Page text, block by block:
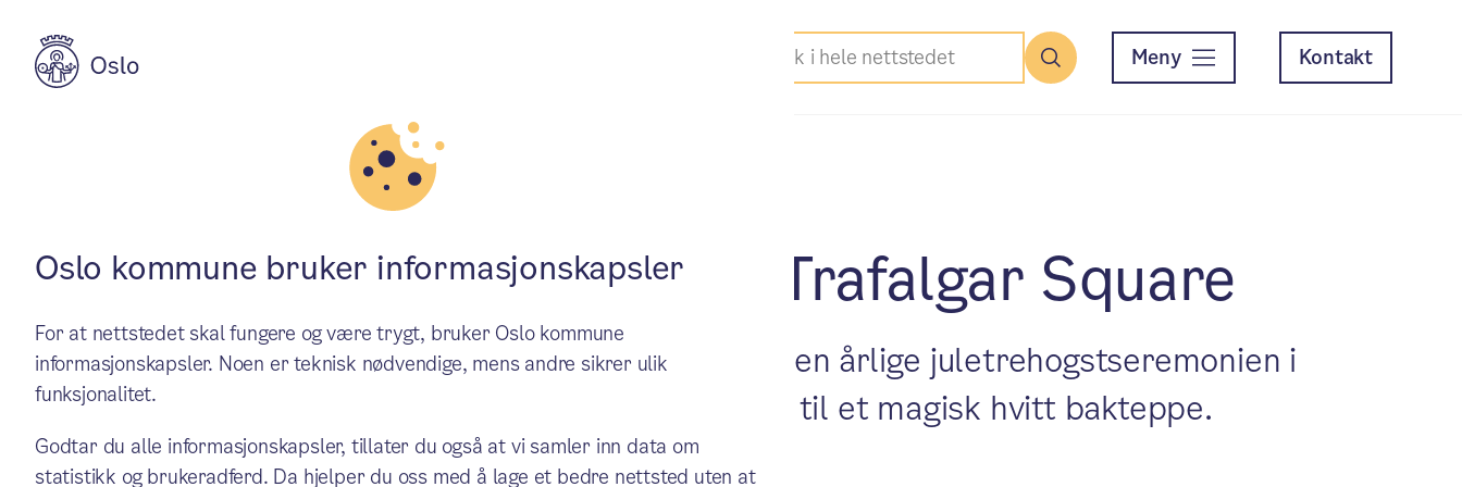
Meny Kontakt
Nå er Oslograna på vei til Trafalgar Square
Oslos ordfører, Anne Lindboe, inviterte i dag til den årlige juletrehogstseremonien i
Nordmarka. Solen skinte, og kuldegradene bidro til et magisk hvitt bakteppe.
Oslo kommune bruker informasjonskapsler
For at nettstedet skal fungere og være trygt, bruker Oslo kommune
informasjonskapsler. Noen er teknisk nødvendige, mens andre sikrer ulik
funksjonalitet.
Godtar du alle informasjonskapsler, tillater du også at vi samler inn data om
statistikk og brukeradferd. Da hjelper du oss med å lage et bedre nettsted uten at